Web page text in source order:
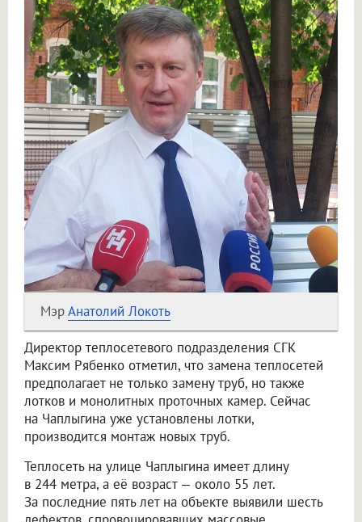
МэрАнатолий Локоть
Директор теплосетевого подразделения СГК
Максим Рябенко отметил, что замена теплосетей
предполагает не только замену труб, но также
лотков и монолитных проточных камер. Сейчас
на Чаплыгина уже установлены лотки,
производится монтаж новых труб.
Теплосеть на улице Чаплыгина имеет длину
в 244 метра, а её возраст — около 55 лет.
За последние пять лет на объекте выявили шесть